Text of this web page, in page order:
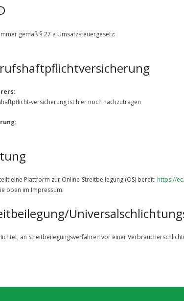
gemäß § 27 a Umsatzsteuergesetz:
versicherung ist hier noch nachzutragen
eine Plattform zur Online-Streitbeilegung (OS) bereit: https://
oben im Impressum.
an Streitbeilegungsverfahren vor einer